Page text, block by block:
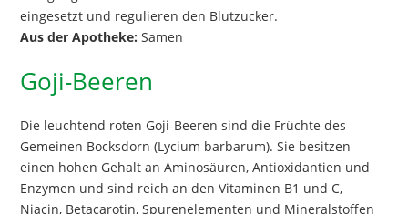
eingesetzt und regulieren den Blutzucker.
Aus der Apotheke:Samen
Goji-Beeren
Die leuchtend roten Goji-Beeren sind die Früchte des
Gemeinen Bocksdorn (Lycium barbarum). Sie besitzen
einen hohen Gehalt an Aminosäuren, Antioxidantien und
Enzymen und sind reich an den Vitaminen B1 und C,
Niacin, Betacarotin, Spurenelementen und Mineralstoffen